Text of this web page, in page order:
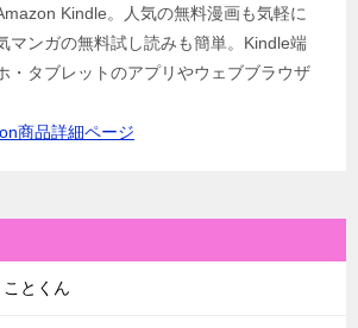
Kindle。人気の無料漫画も気軽に
マンガの無料試し読みも簡単。Kindle端
・タブレットのアプリやウェブブラウザ
商品詳細ページ
とくん